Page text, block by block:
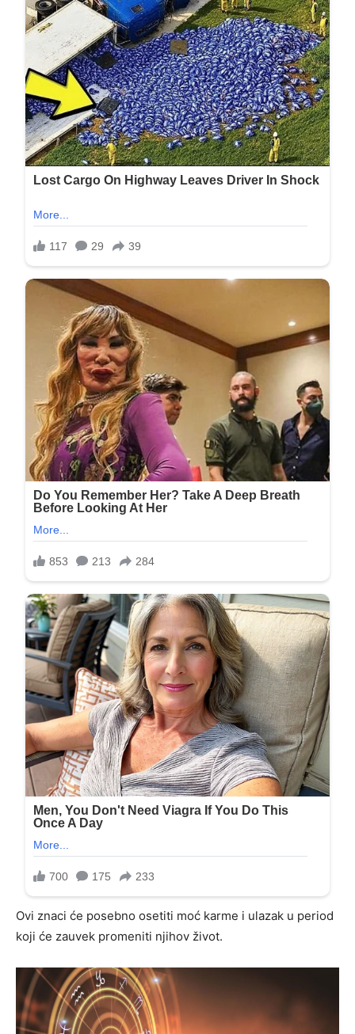
Ovi znaci će posebno osetiti moć karme i ulazak u period
koji će zauvek promeniti njihov život.